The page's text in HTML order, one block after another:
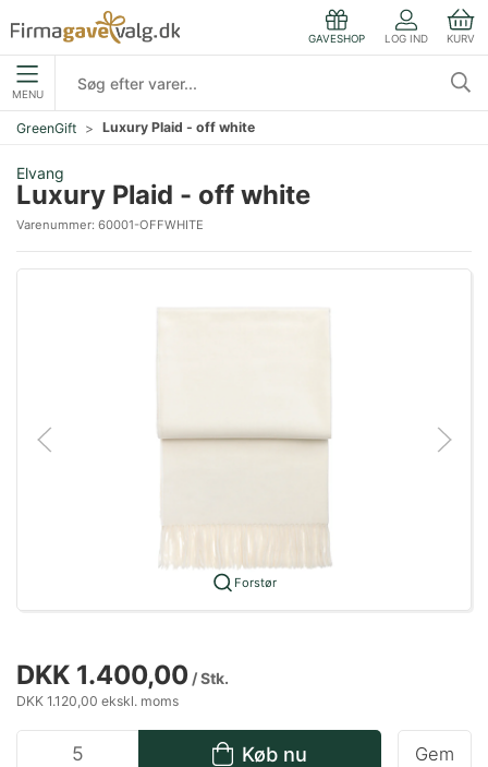
GAVESHOP LOG IND KURV
MENU
GreenGift Luxury Plaid - off white
Elvang
Luxury Plaid - off white
Varenummer: 60001-OFFWHITE
Forstør
DKK 1.400,00 / Stk.
DKK 1.120,00 ekskl. moms
Køb nu Gem